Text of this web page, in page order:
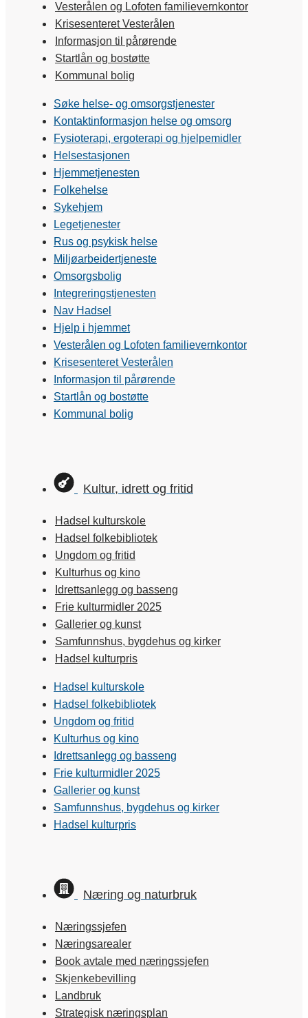
Vesterålen og Lofoten familievernkontor
Krisesenteret Vesterålen
Informasjon til pårørende
Startlån og bostøtte
Kommunal bolig
Søke helse- og omsorgstjenester
Kontaktinformasjon helse og omsorg
Fysioterapi, ergoterapi og hjelpemidler
Helsestasjonen
Hjemmetjenesten
Folkehelse
Sykehjem
Legetjenester
Rus og psykisk helse
Miljøarbeidertjeneste
Omsorgsbolig
Integreringstjenesten
Nav Hadsel
Hjelp i hjemmet
Vesterålen og Lofoten familievernkontor
Krisesenteret Vesterålen
Informasjon til pårørende
Startlån og bostøtte
Kommunal bolig
Kultur, idrett og fritid
Hadsel kulturskole
Hadsel folkebibliotek
Ungdom og fritid
Kulturhus og kino
Idrettsanlegg og basseng
Frie kulturmidler 2025
Gallerier og kunst
Samfunnshus, bygdehus og kirker
Hadsel kulturpris
Hadsel kulturskole
Hadsel folkebibliotek
Ungdom og fritid
Kulturhus og kino
Idrettsanlegg og basseng
Frie kulturmidler 2025
Gallerier og kunst
Samfunnshus, bygdehus og kirker
Hadsel kulturpris
Næring og naturbruk
Næringssjefen
Næringsarealer
Book avtale med næringssjefen
Skjenkebevilling
Landbruk
Strategisk næringsplan